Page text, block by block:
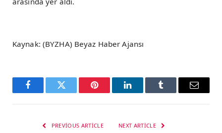
Kaynak: (BYZHA) Beyaz Haber Ajansı
FacebookTwitter Pinterest LinkedInTumblr Email
PREVIOUS ARTICLE NEXT ARTICLE